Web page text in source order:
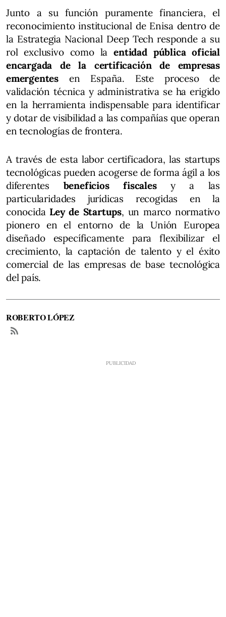
Junto a su función puramente financiera, el
reconocimiento institucional de Enisa dentro de
la Estrategia Nacional Deep Tech responde a su
rol exclusivo como laentidad pública oficial
encargada de la certificación de empresas
emergentes en España. Este proceso de
validación técnica y administrativa se ha erigido
en la herramienta indispensable para identificar
y dotar de visibilidad a las compañías que operan
en tecnologías de frontera.
A través de esta labor certificadora, las startups
tecnológicas pueden acogerse de forma ágil a los
diferentes beneficios fiscalesy a las
particularidades jurídicas recogidas en la
conocida Ley de Startups, un marco normativo
pionero en el entorno de la Unión Europea
diseñado específicamente para flexibilizar el
crecimiento, la captación de talento y el éxito
comercial de las empresas de base tecnológica
del país.
ROBERTO LÓPEZ